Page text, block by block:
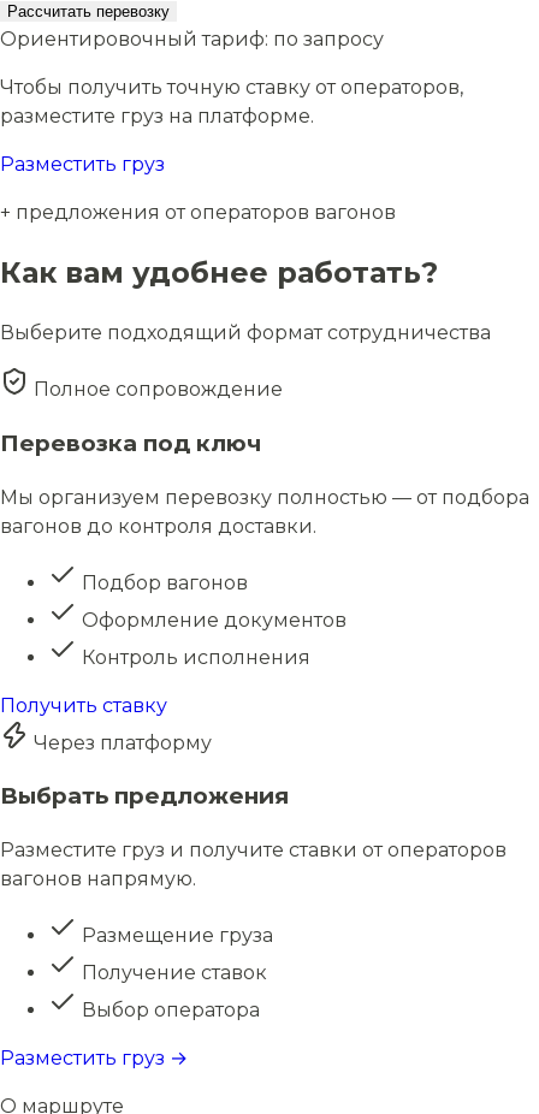
Рассчитать перевозку
Ориентировочный тариф: по запросу
Чтобы получить точную ставку от операторов,
разместите груз на платформе.
Разместить груз
+ предложения от операторов вагонов
Как вам удобнее работать?
Выберите подходящий формат сотрудничества
Полное сопровождение
Перевозка под ключ
Мы организуем перевозку полностью — от подбора
вагонов до контроля доставки.
Подбор вагонов
Оформление документов
Контроль исполнения
Получить ставку
Через платформу
Выбрать предложения
Разместите груз и получите ставки от операторов
вагонов напрямую.
Размещение груза
Получение ставок
Выбор оператора
Разместить груз →
О маршруте